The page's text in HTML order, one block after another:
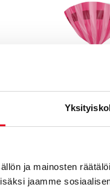
ja mainosten
jaamme
400g, gluteeniton